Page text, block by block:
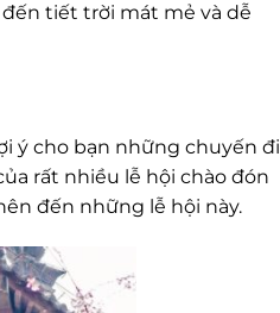
đến tiết trời mát mẻ và dễ
ý cho bạn những chuyến đi
rất nhiều lễ hội chào đón
đến những lễ hội này.